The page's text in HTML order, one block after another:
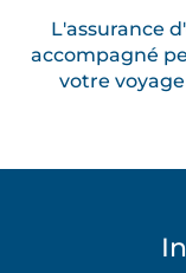
L'assurance
accompagné
votre